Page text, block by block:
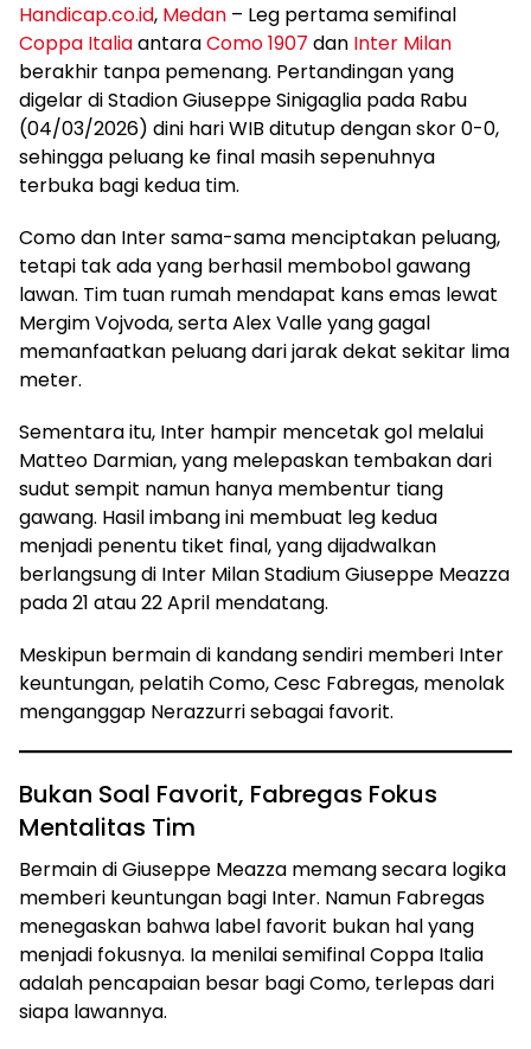
Handicap.co.id, Medan – Leg pertama semifinal
Coppa ItaliaantaraComo 1907 dan Inter Milan
berakhir tanpa pemenang. Pertandingan yang
digelar di Stadion Giuseppe Sinigaglia pada Rabu
(04/03/2026) dini hari WIB ditutup dengan skor 0-0,
sehingga peluang ke final masih sepenuhnya
terbuka bagi kedua tim.
Como dan Inter sama-sama menciptakan peluang,
tetapi tak ada yang berhasil membobol gawang
lawan. Tim tuan rumah mendapat kans emas lewat
Mergim Vojvoda, serta Alex Valle yang gagal
memanfaatkan peluang dari jarak dekat sekitar lima
meter.
Sementara itu, Inter hampir mencetak gol melalui
Matteo Darmian, yang melepaskan tembakan dari
sudut sempit namun hanya membentur tiang
gawang. Hasil imbang ini membuat leg kedua
menjadi penentu tiket final, yang dijadwalkan
berlangsung di Inter Milan Stadium Giuseppe Meazza
pada 21 atau 22 April mendatang.
Meskipun bermain di kandang sendiri memberi Inter
keuntungan, pelatih Como, Cesc Fabregas, menolak
menganggap Nerazzurri sebagai favorit.
Bukan Soal Favorit, Fabregas Fokus
Mentalitas Tim
Bermain di Giuseppe Meazza memang secara logika
memberi keuntungan bagi Inter. Namun Fabregas
menegaskan bahwa label favorit bukan hal yang
menjadi fokusnya. Ia menilai semifinal Coppa Italia
adalah pencapaian besar bagi Como, terlepas dari
siapa lawannya.